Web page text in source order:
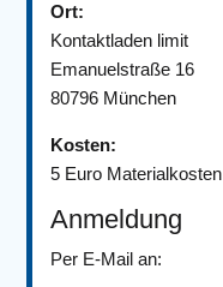
Ort:
Kontaktladen limit
Emanuelstraße 16
80796 München
Kosten:
5 Euro Materialkosten
Anmeldung
Per E-Mail an: